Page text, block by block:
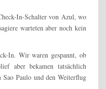
In-Schalter von Azul, wo
warteten aber noch kein
In. Wir waren gespannt, ob
aber bekamen tatsächlich
Paulo und den Weiterflug